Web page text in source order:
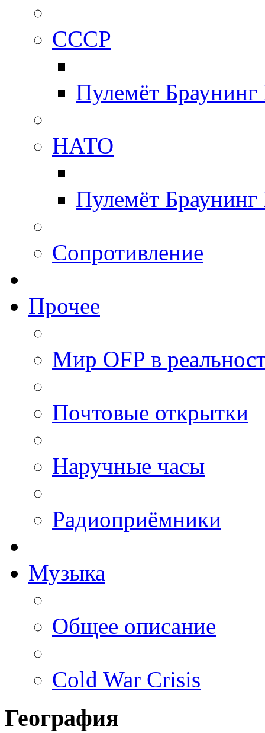
СССР
Пулемёт
НАТО
Пулемёт
Сопротивление
Прочее
Мир OFP в
Почтовые открытки
Наручные часы
Радиоприёмники
Музыка
Общее описание
Cold War Crisis
География